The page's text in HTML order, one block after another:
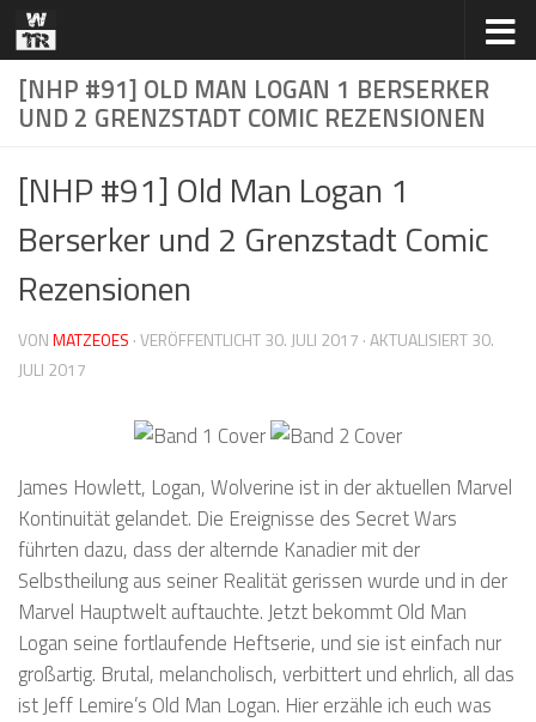
Zum Inhalt springen
[NHP #91] OLD MAN LOGAN 1 BERSERKER
UND 2 GRENZSTADT COMIC REZENSIONEN
[NHP #91] Old Man Logan 1
Berserker und 2 Grenzstadt Comic
Rezensionen
VONMATZEOES · VERÖFFENTLICHT30. JULI 2017 · AKTUALISIERT30.
JULI 2017
James Howlett, Logan, Wolverine ist in der aktuellen Marvel
Kontinuität gelandet. Die Ereignisse des Secret Wars
führten dazu, dass der alternde Kanadier mit der
Selbstheilung aus seiner Realität gerissen wurde und in der
Marvel Hauptwelt auftauchte. Jetzt bekommt Old Man
Logan seine fortlaufende Heftserie, und sie ist einfach nur
großartig. Brutal, melancholisch, verbittert und ehrlich, all das
ist Jeff Lemire’s Old Man Logan. Hier erzähle ich euch was